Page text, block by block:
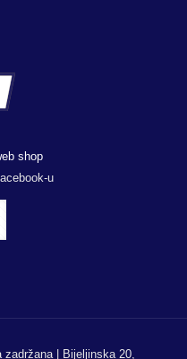
shop
u
| Bijeljinska 20,